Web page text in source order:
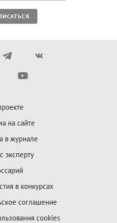
на сайте
в журнале
эксперту
в конкурсах
соглашение
cookies